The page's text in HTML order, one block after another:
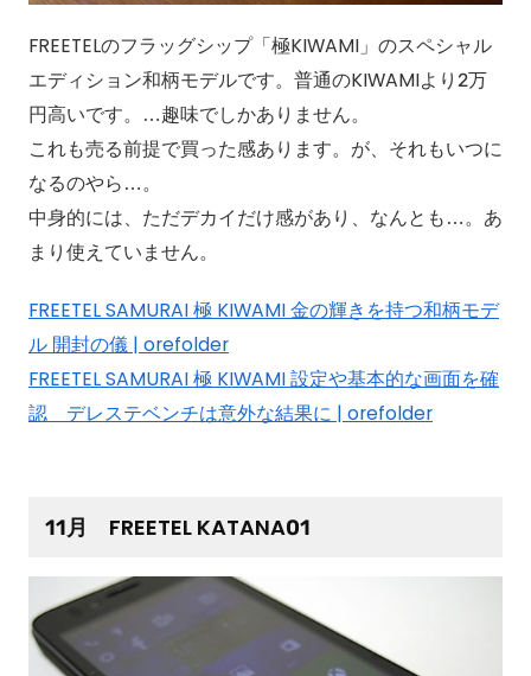
FREETELのフラッグシップ「極KIWAMI」のスペシャル
エディション和柄モデルです。普通のKIWAMIより2万
円高いです。…趣味でしかありません。
これも売る前提で買った感あります。が、それもいつに
なるのやら…。
中身的には、ただデカイだけ感があり、なんとも…。あ
まり使えていません。
FREETEL SAMURAI 極 KIWAMI 金の輝きを持つ和柄モデ
ル 開封の儀 | orefolder
FREETEL SAMURAI 極 KIWAMI 設定や基本的な画面を確
認 デレステベンチは意外な結果に | orefolder
11月 FREETEL KATANA01